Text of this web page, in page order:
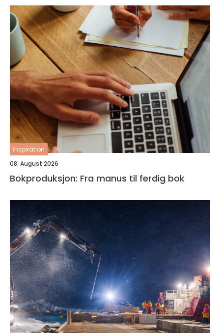
inspiration
08. August 2026
Bokproduksjon: Fra manus til ferdig bok